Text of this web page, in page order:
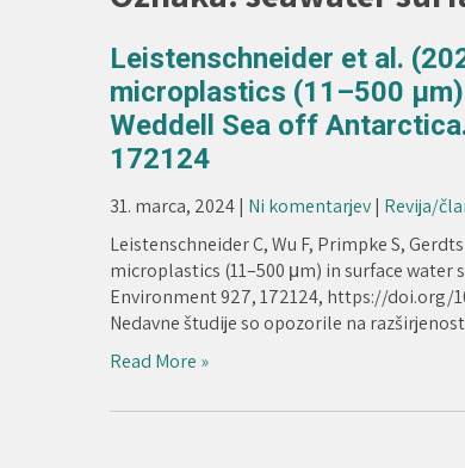
Leistenschneider et al.
microplastics (11–500
Weddell Sea off
172124
31. marca, 2024| Ni komentarjev| Revija/
Leistenschneider C, Wu F, Primpke S,
microplastics (11–500 μm) in surface
Environment 927, 172124, https://doi.org/
Nedavne študije so opozorile na
Read More »